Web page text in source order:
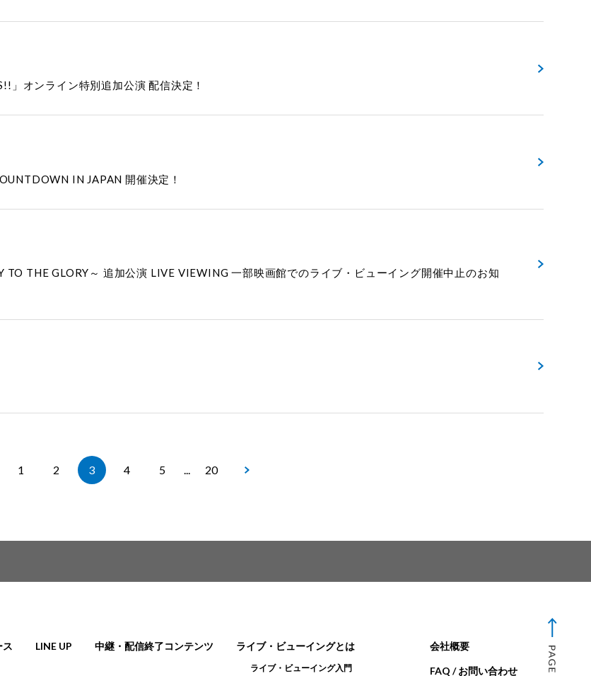
」オンライン特別追加公演 配信決定！
IN JAPAN 開催決定！
TO THE GLORY～ 追加公演 LIVE VIEWING 一部映画館でのライブ・ビューイング開催中止のお知
1 2 3 4 5 ... 20
ス LINE UP 中継・配信終了コンテンツ ライブ・ビューイングとは
ライブ・ビューイング入門
会社概要
FAQ / お問い合わせ